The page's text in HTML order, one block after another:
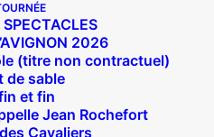
2026
(titre non contractuel)
de sable
et fin
Jean Rochefort
Cavaliers